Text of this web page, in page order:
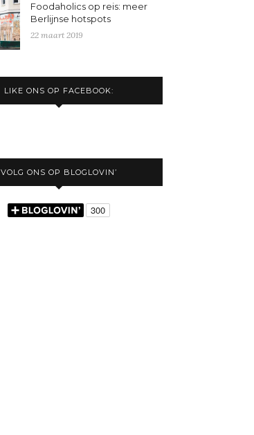
Foodaholics op reis: meer
Berlijnse hotspots
22 maart 2019
LIKE ONS OP FACEBOOK:
VOLG ONS OP BLOGLOVIN’